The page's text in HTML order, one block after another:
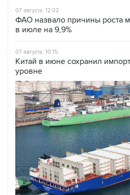
в июле на 9,9%
07 августа, 10:15
уровне